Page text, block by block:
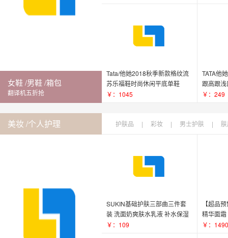
女鞋 /男鞋 /箱包
翻译机五折抢
Tata/他她2018秋季新款格纹流
苏乐福鞋时尚休闲平底单鞋
S3A05CM8
￥：1045
TATA他
跟高跟
￥：249
美妆 /个人护理 护肤品 | 彩妆 | 男士护肤 |
SUKIN基础护肤三部曲三件套
装 洗面奶爽肤水乳液 补水保湿
澳洲
￥：109
【超品
精华面
￥：